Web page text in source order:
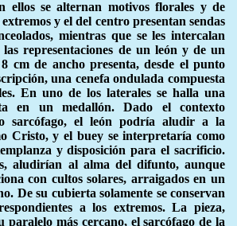
ellos se alternan motivos florales y de
y el del centro presentan sendas
mientras que se les intercalan
las representaciones de un león y de un
cm de ancho presenta, desde el punto
una cenefa ondulada compuesta
En uno de los laterales se halla una
en un medallón. Dado el contexto
sarcófago, el león podría aludir a la
Cristo, y el buey se interpretaría como
y disposición para el sacrificio.
aludirían al alma del difunto, aunque
con cultos solares, arraigados en un
De su cubierta solamente se conservan
a los extremos. La pieza,
paralelo más cercano, el sarcófago de la